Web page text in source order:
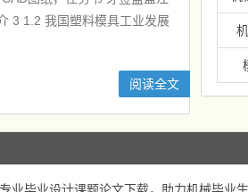
3 1.2 我国塑料模具工业发展
阅读全文